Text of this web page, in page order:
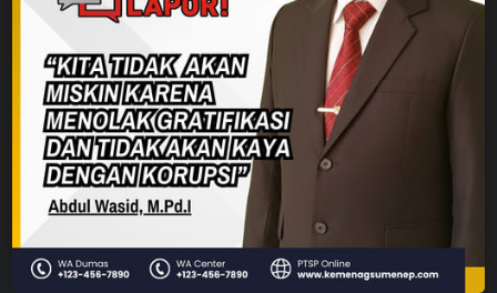
Anggota DPR RI Hj. Ansari
Kunjungi MAN Sumenep,
Motivasi Siswa Jadi
Pemimpin Masa Depan